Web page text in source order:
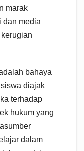
marak
dan media
bahaya
diajak
terhadap
hukum yang
dalam